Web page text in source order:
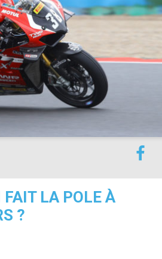
FAIT LA POLE À
?